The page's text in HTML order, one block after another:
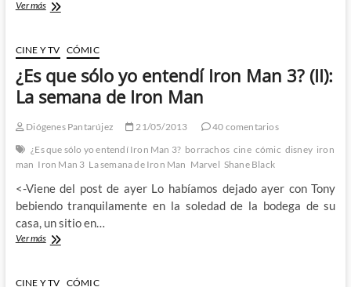
Ver másShane
da
al
mejor
Iron
Man:
semana
Iron
CINE Y TV CÓMIC
¿Es que sólo yo entendí Iron Man 3? (II):
La semana de Iron Man
Diógenes Pantarújez 21/05/2013
40 comentarios
¿Es que sólo yo entendí Iron Man 3? borrachos cine cómic disney iron
man Iron Man 3 La semana de Iron Man Marvel Shane Black
<-Viene del post de ayer Lo habíamos dejado ayer con Tony
bebiendo tranquilamente en la soledad de la bodega de su
casa, un sitio en…
Ver más¿Es
yo
CINE Y TV CÓMIC